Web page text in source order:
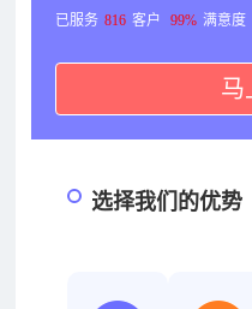
已服务 816 客户 99% 满意度
马
选择我们的优势